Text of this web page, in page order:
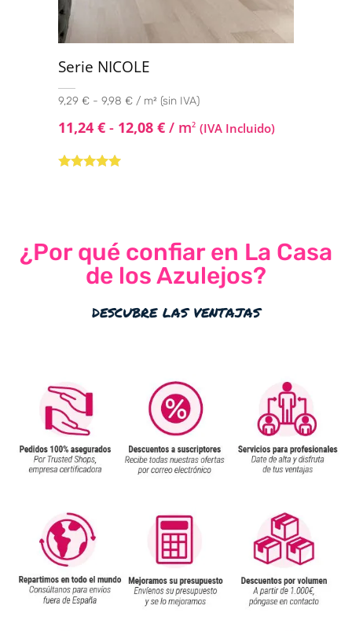
Serie NICOLE
9,29 € - 9,98 € / m² (sin IVA)
11,24 € - 12,08 € / m2 (IVA Incluido)
¿Por qué confiar en La Casa
de los Azulejos?
descubre las ventajas